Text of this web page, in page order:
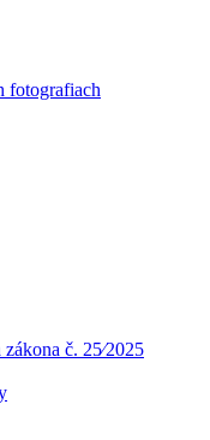
fotografiach
č. 25⁄2025